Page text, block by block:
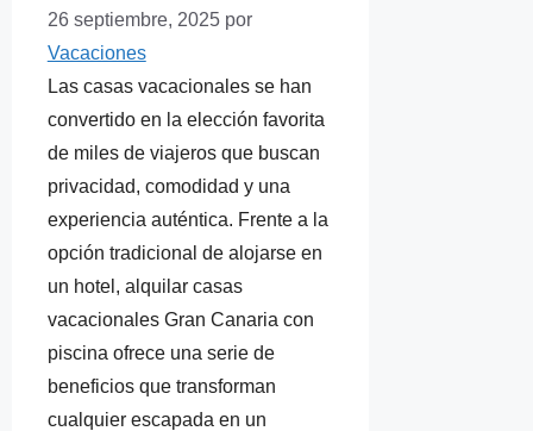
26 septiembre, 2025 por
Vacaciones
Las casas vacacionales se han
convertido en la elección favorita
de miles de viajeros que buscan
privacidad, comodidad y una
experiencia auténtica. Frente a la
opción tradicional de alojarse en
un hotel, alquilar casas
vacacionales Gran Canaria con
piscina ofrece una serie de
beneficios que transforman
cualquier escapada en un